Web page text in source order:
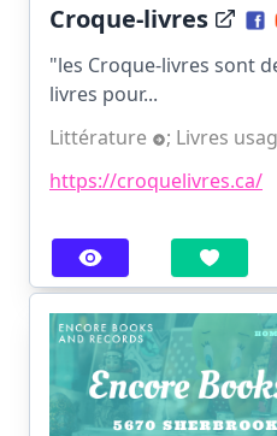
Croque-livres
"les Croque-livres sont
livres pour...
Littérature
; Livres
https://croquelivres.ca/